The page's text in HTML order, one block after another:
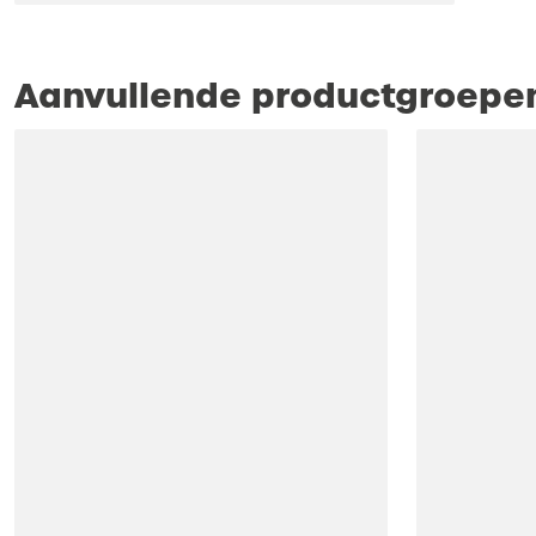
Aanvullende